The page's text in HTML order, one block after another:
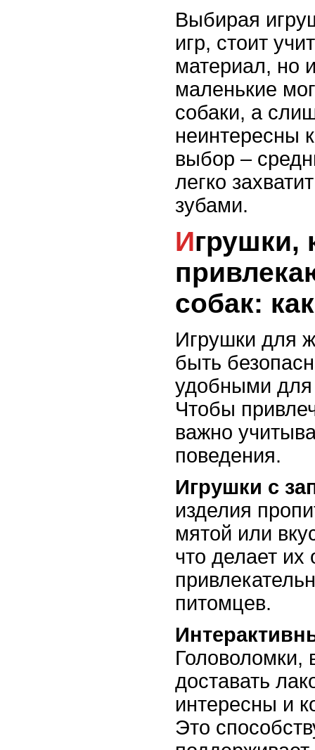
Выбирая
игр, стоит
материал, но
маленькие
собаки, а
неинтересны
выбор –
легко
зубами.
Игрушки, которые
собак:
Игрушки для
быть
удобными для
Чтобы
важно
поведения.
Игрушки с
изделия
мятой или
что делает их
питомцев.
Головоломки,
доставать
интересны и
Это